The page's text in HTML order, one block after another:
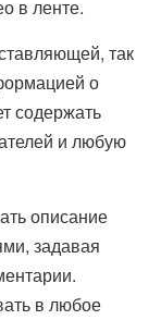
в ленте.
так
о
содержать
и любую
описание
задавая
в любое